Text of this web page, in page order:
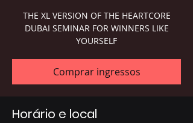
THE XL VERSION OF THE HEARTCORE
DUBAI SEMINAR FOR WINNERS LIKE
YOURSELF
Comprar ingressos
Horário e local